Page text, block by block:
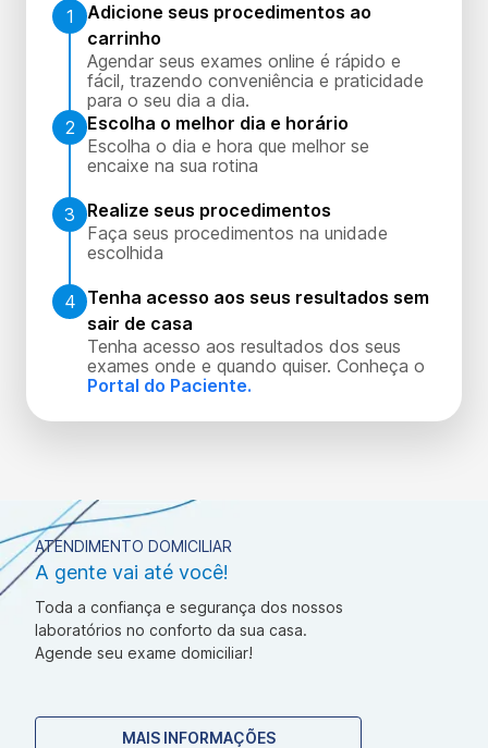
1
Adicione seus procedimentos ao
carrinho
Agendar seus exames online é rápido e
fácil, trazendo conveniência e praticidade
para o seu dia a dia.
2
Escolha o melhor dia e horário
Escolha o dia e hora que melhor se
encaixe na sua rotina
3
Realize seus procedimentos
Faça seus procedimentos na unidade
escolhida
4 Tenha acesso aos seus resultados sem
sair de casa
Tenha acesso aos resultados dos seus
exames onde e quando quiser. Conheça o
Portal do Paciente.
ATENDIMENTO DOMICILIAR
A gente vai até você!
Toda a confiança e segurança dos nossos
laboratórios no conforto da sua casa.
Agende seu exame domiciliar!
MAIS INFORMAÇÕES